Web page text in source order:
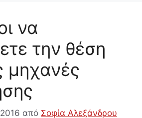
να
την θέση
μηχανές
από Σοφία Αλεξάνδρου